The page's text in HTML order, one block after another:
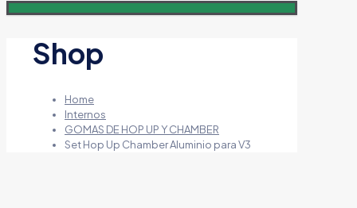
Shop
Home
Internos
GOMAS DE HOP UP Y CHAMBER
Set Hop Up Chamber Aluminio para V3